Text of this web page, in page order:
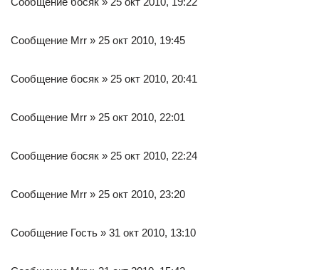
Сообщение Mrr » 25 окт 2010, 19:45
Сообщение босяк » 25 окт 2010, 20:41
Сообщение Mrr » 25 окт 2010, 22:01
Сообщение босяк » 25 окт 2010, 22:24
Сообщение Mrr » 25 окт 2010, 23:20
Сообщение Гость » 31 окт 2010, 13:10